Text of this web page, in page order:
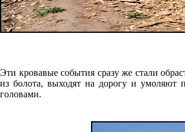
Эти кровавые события сразу же стали
из болота, выходят на дорогу и умоляют
головами.